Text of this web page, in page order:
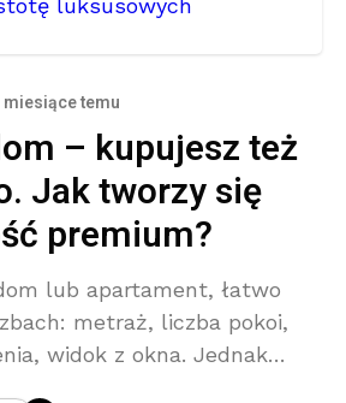
miesiące temu
– kupujesz też
Jak tworzy się
premium?
lub apartament, łatwo
metraż, liczba pokoi,
widok z okna. Jednak